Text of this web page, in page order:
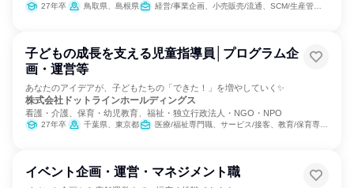
27年卒 鳥取県、島根県 経営/事業企画、小売販売/流通、SCM/生産管理/購買/物流、営業、商品企画、マーケティング・広告・宣伝
子どもの成長を支える児童指導員│プログラム企
画・運営等
あなたのアイデアが、子どもたちの「できた！」を増やしていく✨
株式会社ドットラインホールディングス
看護・介護、保育・幼児教育、福祉・独立行政法人・NGO・NPO
27年卒 千葉県、東京都 医療/福祉専門職、サービス/接客、教育/保育専門職、組織運営管理・公務員・事務系職種
イベント企画・運営・マネジメント職